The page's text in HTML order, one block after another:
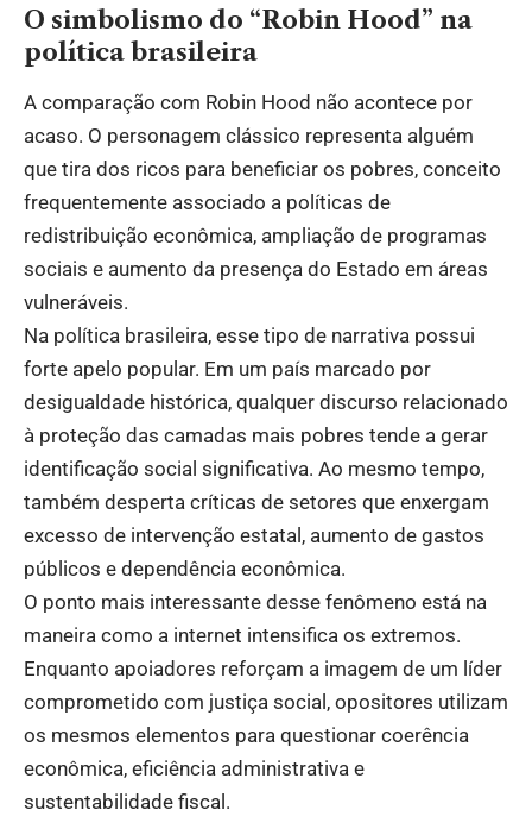
O simbolismo do “Robin Hood” na
política brasileira
A comparação com Robin Hood não acontece por
acaso. O personagem clássico representa alguém
que tira dos ricos para beneficiar os pobres, conceito
frequentemente associado a políticas de
redistribuição econômica, ampliação de programas
sociais e aumento da presença do Estado em áreas
vulneráveis.
Na política brasileira, esse tipo de narrativa possui
forte apelo popular. Em um país marcado por
desigualdade histórica, qualquer discurso relacionado
à proteção das camadas mais pobres tende a gerar
identificação social significativa. Ao mesmo tempo,
também desperta críticas de setores que enxergam
excesso de intervenção estatal, aumento de gastos
públicos e dependência econômica.
O ponto mais interessante desse fenômeno está na
maneira como a internet intensifica os extremos.
Enquanto apoiadores reforçam a imagem de um líder
comprometido com justiça social, opositores utilizam
os mesmos elementos para questionar coerência
econômica, eficiência administrativa e
sustentabilidade fiscal.